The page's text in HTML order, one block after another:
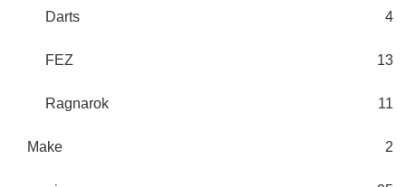
Darts 4
FEZ 13
Ragnarok 11
Make 2